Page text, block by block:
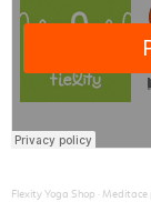
Flexity Yoga Shop Meditace